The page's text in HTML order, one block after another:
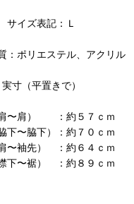
サイズ表記：Ｌ
：ポリエステル、アクリル
実寸（平置きで）
〜肩） ：約５７ｃｍ
下〜脇下）：約７０ｃｍ
〜袖先） ：約６４ｃｍ
下〜裾） ：約８９ｃｍ